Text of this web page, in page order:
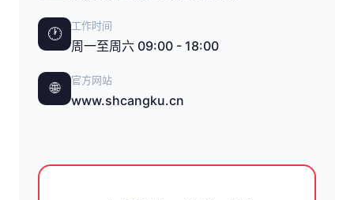
🕐 工作时间
周一至周六 09:00 - 18:00
🌐 官方网站
www.shcangku.cn